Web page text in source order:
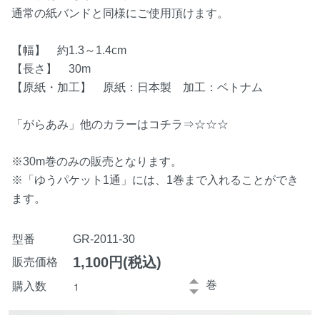
通常の紙バンドと同様にご使用頂けます。
【幅】 約1.3～1.4cm
【長さ】 30m
【原紙・加工】 原紙：日本製 加工：ベトナム
「がらあみ」 他のカラーはコチラ⇒☆☆☆
※30m巻のみの販売となります。
※「ゆうパケット1通」には、1巻まで入れることができ
ます。
型番
GR-2011-30
販売価格
1,100円(税込)
購入数 巻